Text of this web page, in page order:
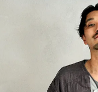
・写真
ロジー・ガジェット
映画